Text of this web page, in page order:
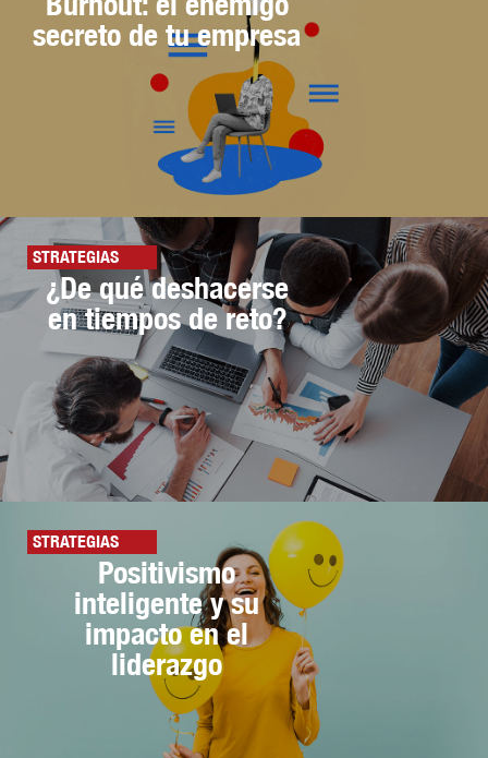
secreto de tu empresa
STRATEGIAS
¿De qué deshacerse
en tiempos de reto?
STRATEGIAS
Positivismo
inteligente y su
impacto en el
liderazgo